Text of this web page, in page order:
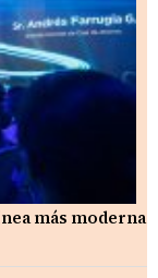
más moderna